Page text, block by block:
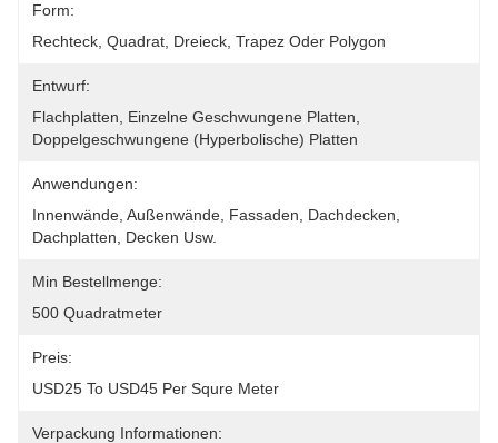
Form:
Rechteck, Quadrat, Dreieck, Trapez Oder Polygon
Entwurf:
Flachplatten, Einzelne Geschwungene Platten,
Doppelgeschwungene (hyperbolische) Platten
Anwendungen:
Innenwände, Außenwände, Fassaden, Dachdecken,
Dachplatten, Decken Usw.
Min Bestellmenge:
500 Quadratmeter
Preis:
USD25 To USD45 Per Squre Meter
Verpackung Informationen: